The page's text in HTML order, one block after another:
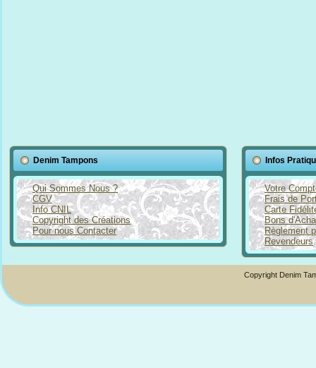
Denim Tampons
Qui Sommes Nous ?
CGV
Info CNIL
Copyright des Créations
Pour nous Contacter
Infos
Votre
Frais de
Carte
Bons
Règlement
Revendeurs
Copyright Denim